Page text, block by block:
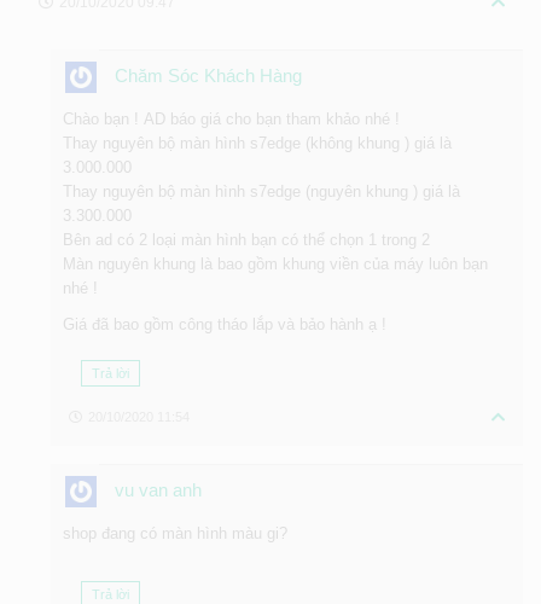
Chăm Sóc Khách Hàng
Chào bạn ! AD báo giá cho bạn tham khảo nhé !
Thay nguyên bộ màn hình s7edge (không khung ) giá là
3.000.000
Thay nguyên bộ màn hình s7edge (nguyên khung ) giá là
3.300.000
Bên ad có 2 loại màn hình bạn có thể chọn 1 trong 2
Màn nguyên khung là bao gồm khung viền của máy luôn bạn
nhé !
Giá đã bao gồm công tháo lắp và bảo hành ạ !
Trả lời
vu van anh
shop đang có màn hình màu gi?
Trả lời